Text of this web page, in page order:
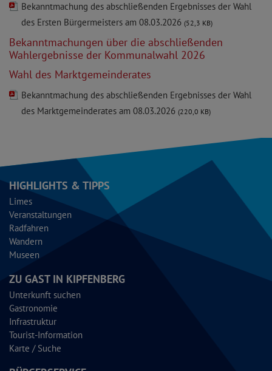
Bekanntmachung des abschließenden Ergebnisses der Wahl
des Ersten Bürgermeisters am 08.03.2026 (52,3 KB)
Bekanntmachungen über die abschließenden
Wahlergebnisse der Kommunalwahl 2026
Wahl des Marktgemeinderates
Bekanntmachung des abschließenden Ergebnisses der Wahl
des Marktgemeinderates am 08.03.2026 (220,0 KB)
HIGHLIGHTS & TIPPS
Limes
Veranstaltungen
Radfahren
Wandern
Museen
ZU GAST IN KIPFENBERG
Unterkunft suchen
Gastronomie
Infrastruktur
Tourist-Information
Karte / Suche